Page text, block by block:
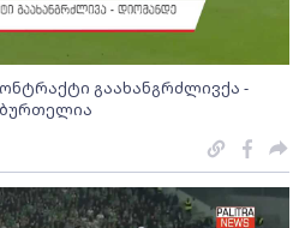
გაახანგრძლივქა -